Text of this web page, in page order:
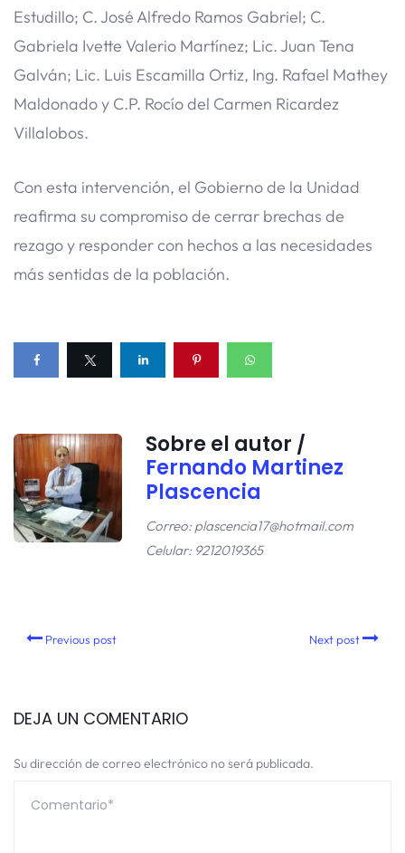
Estudillo; C. José Alfredo Ramos Gabriel; C.
Gabriela Ivette Valerio Martínez; Lic. Juan Tena
Galván; Lic. Luis Escamilla Ortiz, Ing. Rafael Mathey
Maldonado y C.P. Rocío del Carmen Ricardez
Villalobos.
Con esta intervención, el Gobierno de la Unidad
reafirma su compromiso de cerrar brechas de
rezago y responder con hechos a las necesidades
más sentidas de la población.
Sobre el autor /
Fernando Martinez
Plascencia
Correo: plascencia17@hotmail.com
Celular: 9212019365
Previous post Next post
DEJA UN COMENTARIO
Su dirección de correo electrónico no será publicada.